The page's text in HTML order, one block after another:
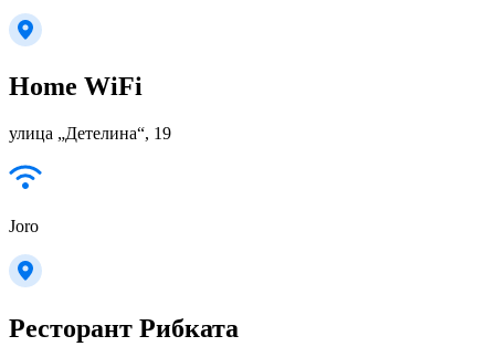
Home WiFi
улица „Детелина“, 19
Joro
Ресторант Рибката